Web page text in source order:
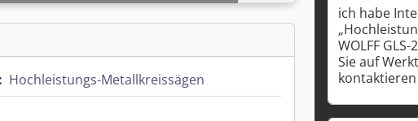
Hochleistungs-Metallkreissägen